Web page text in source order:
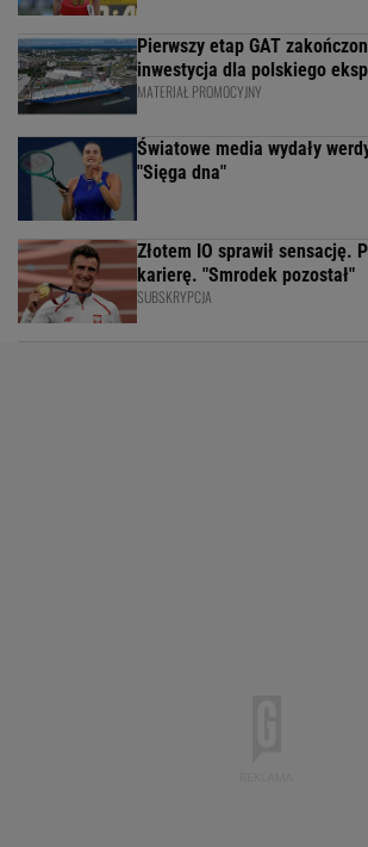
Pierwszy etap GAT
inwestycja dla polskiego
MATERIAŁ PROMOCYJNY
Światowe media wydały
"Sięga dna"
Złotem IO sprawił sensację.
karierę. "Smrodek pozostał"
SUBSKRYPCJA